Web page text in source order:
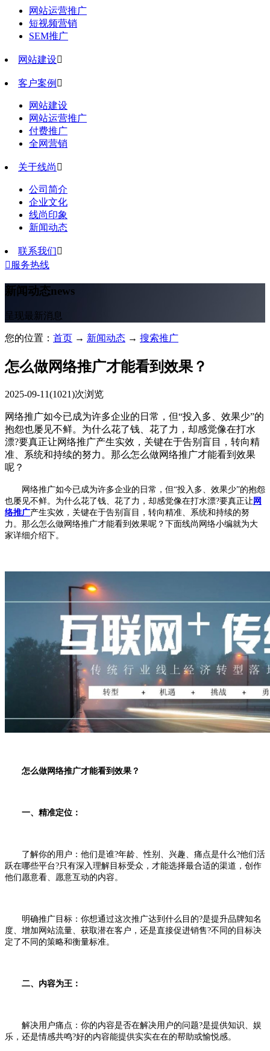
网站运营推广
短视频营销
SEM推广
网站建设
客户案例 
网站建设
网站运营推广
付费推广
全网营销
关于线尚 
公司简介
企业文化
线尚印象
新闻动态
联系我们
 服务热线
新闻动态news
呈现最新消息
您的位置： 首页 → 新闻动态 → 搜索推广
怎么做网络推广才能看到效果？
2025-09-11(1021)次浏览
网络推广如今已成为许多企业的日常，但“投入多、效果少”的
抱怨也屡见不鲜。为什么花了钱、花了力，却感觉像在打水
漂?要真正让网络推广产生实效，关键在于告别盲目，转向精
准、系统和持续的努力。那么怎么做网络推广才能看到效果
呢？
网络推广如今已成为许多企业的日常，但“投入多、效果少”的抱怨
也屡见不鲜。为什么花了钱、花了力，却感觉像在打水漂?要真正让 网
络推广产生实效，关键在于告别盲目，转向精准、系统和持续的努
力。那么怎么做网络推广才能看到效果呢？下面线尚网络小编就为大
家详细介绍下。
怎么做网络推广才能看到效果？
一、精准定位：
了解你的用户：他们是谁?年龄、性别、兴趣、痛点是什么?他们活
跃在哪些平台?只有深入理解目标受众，才能选择最合适的渠道，创作
他们愿意看、愿意互动的内容。
明确推广目标：你想通过这次推广达到什么目的?是提升品牌知名
度、增加网站流量、获取潜在客户，还是直接促进销售?不同的目标决
定了不同的策略和衡量标准。
二、内容为王：
解决用户痛点：你的内容是否在解决用户的问题?是提供知识、娱
乐，还是情感共鸣?好的内容能提供实实在在的帮助或愉悦感。